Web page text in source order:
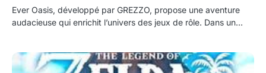
Ever Oasis, développé par GREZZO, propose une aventure
audacieuse qui enrichit l’univers des jeux de rôle. Dans un…